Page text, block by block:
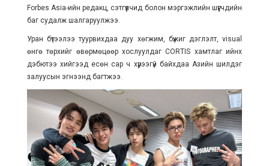
Forbes Asia-ийн редакц, сэтгүүлчид болон мэргэжлийн шүүгчдийн
баг судалж шалгаруулжээ.
Уран бүтээлээ туурвихдаа дуу хөгжим, бүжиг дэглэлт, visual
өнгө төрхийг өвөрмөцөөр хослуулдаг CORTIS хамтлаг ийнхүү
дэбютээ хийгээд есөн сар ч хүрээгүй байхдаа Азийн шилдэг
залуусын эгнээнд багтжээ.